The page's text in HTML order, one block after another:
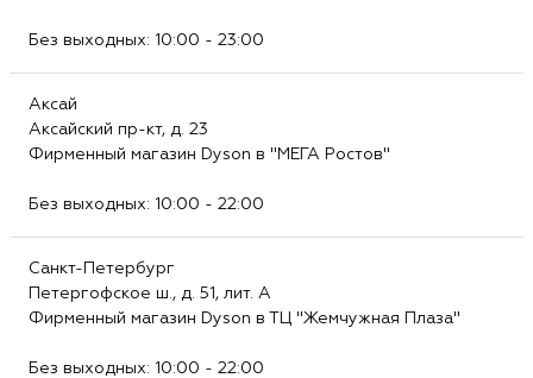
Без выходных: 10:00 - 23:00
Аксай
Аксайский пр-кт, д. 23
Фирменный магазин Dyson в "МЕГА Ростов"
Без выходных: 10:00 - 22:00
Санкт-Петербург
Петергофское ш., д. 51, лит. А
Фирменный магазин Dyson в ТЦ "Жемчужная Плаза"
Без выходных: 10:00 - 22:00